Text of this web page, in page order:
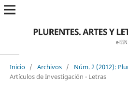
Inicio / Archivos / Núm. 2 (2012):
Artículos de Investigación - Letras